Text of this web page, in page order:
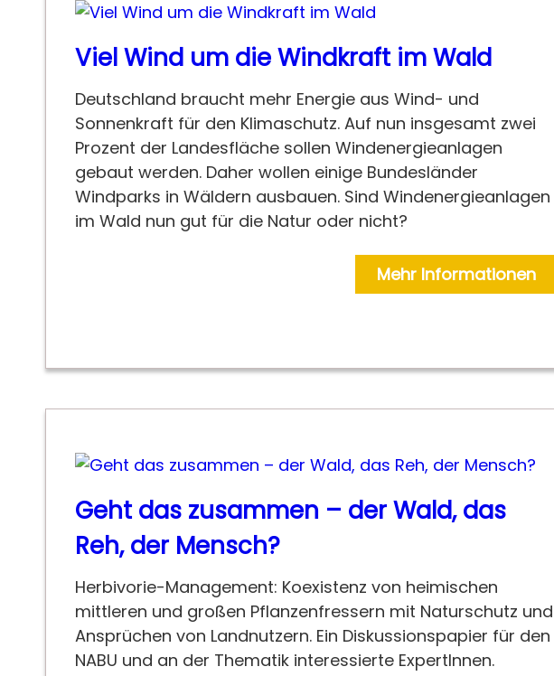
Viel Wind um die Windkraft im Wald
Deutschland braucht mehr Energie aus Wind- und
Sonnenkraft für den Klimaschutz. Auf nun insgesamt zwei
Prozent der Landesfläche sollen Windenergieanlagen
gebaut werden. Daher wollen einige Bundesländer
Windparks in Wäldern ausbauen. Sind Windenergieanlagen
im Wald nun gut für die Natur oder nicht?
Mehr Informationen
Geht das zusammen – der Wald, das
Reh, der Mensch?
Herbivorie-Management: Koexistenz von heimischen
mittleren und großen Pflanzenfressern mit Naturschutz und
Ansprüchen von Landnutzern. Ein Diskussionspapier für den
NABU und an der Thematik interessierte ExpertInnen.